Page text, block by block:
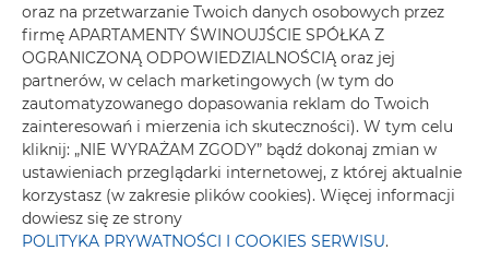
Bursztyn Żeromskiego 31/1
max. osób 4
Więcej info Poznaj cenę
Pokaż na mapie
oraz na przetwarzanie Twoich danych osobowych przez
firmę APARTAMENTY ŚWINOUJŚCIE SPÓŁKA Z
OGRANICZONĄ ODPOWIEDZIALNOŚCIĄ oraz jej
partnerów, w celach marketingowych (w tym do
zautomatyzowanego dopasowania reklam do Twoich
zainteresowań i mierzenia ich skuteczności). W tym celu
kliknij: „NIE WYRAŻAM ZGODY” bądź dokonaj zmian w
ustawieniach przeglądarki internetowej, z której aktualnie
korzystasz (w zakresie plików cookies). Więcej informacji
dowiesz się ze strony
POLITYKA PRYWATNOŚCI I COOKIES SERWISU.